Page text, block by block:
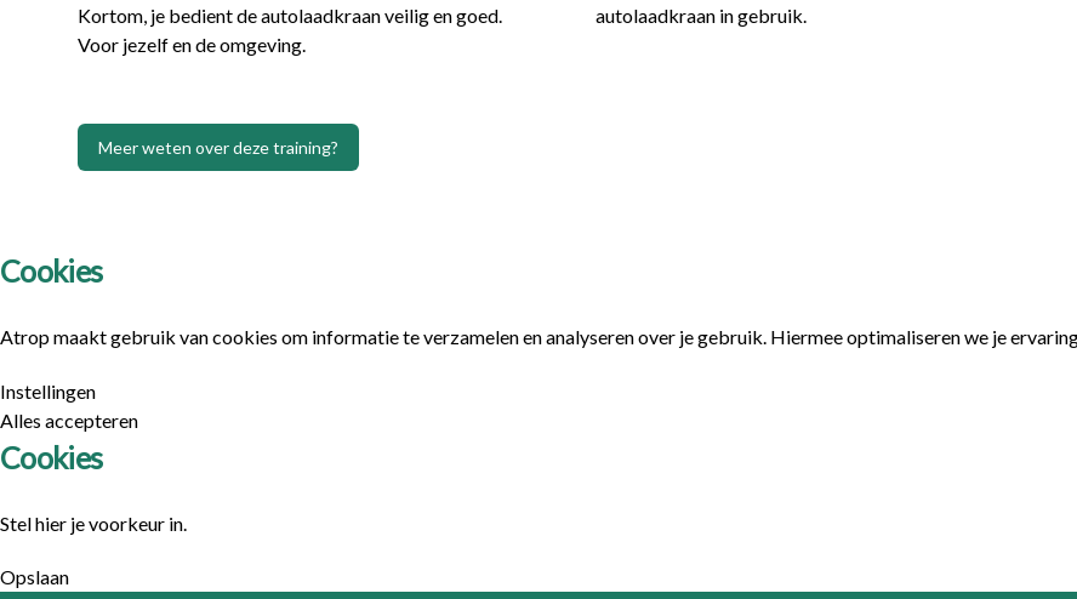
Kortom, je bedient de autolaadkraan veilig en goed.
Voor jezelf en de omgeving.
autolaadkraan in gebruik.
Meer weten over deze training?
Cookies
Atrop maakt gebruik van cookies om informatie te verzamelen en analyseren over je gebruik. Hiermee optimaliseren we je
Instellingen
Alles accepteren
Cookies
Stel hier je voorkeur in.
Opslaan